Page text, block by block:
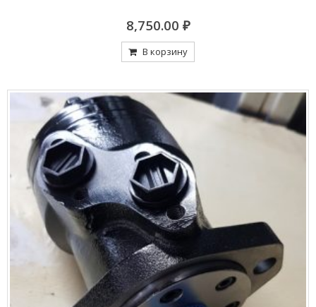
8,750.00 ₽
В корзину